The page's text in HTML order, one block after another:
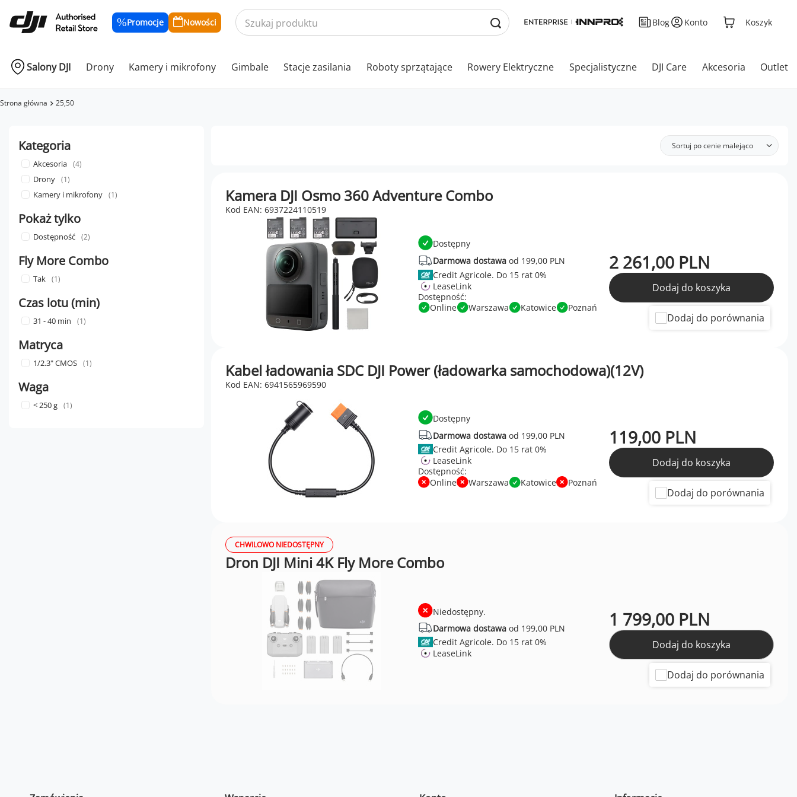
Promocje Nowości Blog Konto Koszyk
Salony DJI Drony Kamery i mikrofony Gimbale Stacje zasilania Roboty sprzątające Rowery Elektryczne Specjalistyczne DJI Care Akcesoria Outlet
Strona główna 25,50
Kategoria
Akcesoria 4
Drony 1
Kamery i mikrofony 1
Pokaż tylko
Dostępność 2
Fly More Combo
Tak 1
Czas lotu (min)
31 - 40 min 1
Matryca
1/2.3" CMOS 1
Waga
< 250 g 1
Sortuj po cenie malejąco
Kamera DJI Osmo 360 Adventure Combo
Kod EAN: 6937224110519
Dostępny
Darmowa dostawaod 199,00 PLN
Credit Agricole.
LeaseLink
Dostępność:
Online
Warszawa Katowice Poznań
2 261,00 PLN
Dodaj do koszyka
Dodaj do porównania
Kabel ładowania SDC DJI Power (ładowarka samochodowa)(12V)
Kod EAN: 6941565969590
Dostępny
Darmowa dostawaod 199,00 PLN
Credit Agricole.
LeaseLink
Dostępność:
Online
Warszawa Katowice Poznań
119,00 PLN
Dodaj do koszyka
Dodaj do porównania
CHWILOWO NIEDOSTĘPNY
Dron DJI Mini 4K Fly More Combo
Niedostępny.
Darmowa dostawaod 199,00 PLN
Credit Agricole.
LeaseLink
1 799,00 PLN
Dodaj do koszyka
Dodaj do porównania